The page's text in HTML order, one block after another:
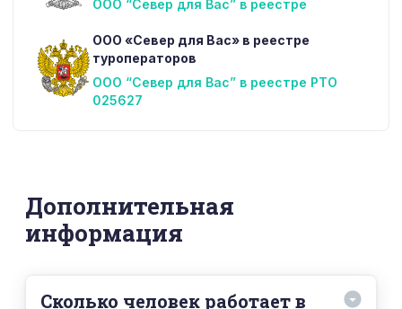
ООО “Север для Вас” в реестре
ООО «Север для Вас» в реестре
туроператоров
ООО “Север для Вас” в реестре РТО
025627
Дополнительная
информация
Сколько человек работает в